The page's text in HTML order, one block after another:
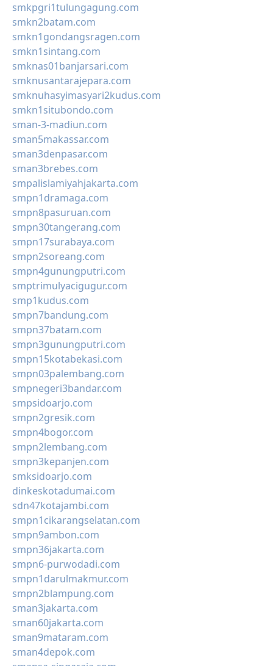
smkpgri1tulungagung.com
smkn2batam.com
smkn1gondangsragen.com
smkn1sintang.com
smknas01banjarsari.com
smknusantarajepara.com
smknuhasyimasyari2kudus.com
smkn1situbondo.com
sman-3-madiun.com
sman5makassar.com
sman3denpasar.com
sman3brebes.com
smpalislamiyahjakarta.com
smpn1dramaga.com
smpn8pasuruan.com
smpn30tangerang.com
smpn17surabaya.com
smpn2soreang.com
smpn4gunungputri.com
smptrimulyacigugur.com
smp1kudus.com
smpn7bandung.com
smpn37batam.com
smpn3gunungputri.com
smpn15kotabekasi.com
smpn03palembang.com
smpnegeri3bandar.com
smpsidoarjo.com
smpn2gresik.com
smpn4bogor.com
smpn2lembang.com
smpn3kepanjen.com
smksidoarjo.com
dinkeskotadumai.com
sdn47kotajambi.com
smpn1cikarangselatan.com
smpn9ambon.com
smpn36jakarta.com
smpn6-purwodadi.com
smpn1darulmakmur.com
smpn2blampung.com
sman3jakarta.com
sman60jakarta.com
sman9mataram.com
sman4depok.com